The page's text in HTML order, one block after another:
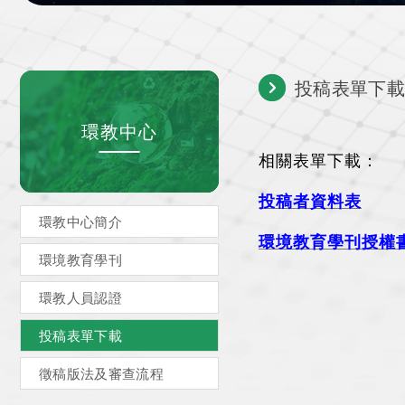
環教中心
環教中心簡介
環境教育學刊
環教人員認證
投稿表單下載
徵稿版法及審查流程
投稿表單下載
相關表單下載：
投稿者資料表
環境教育學刊授權